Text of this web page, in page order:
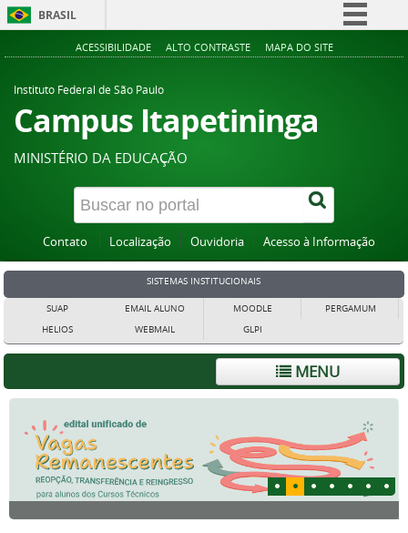
BRASIL
Simplifique!
Acesso à informação
Canais
ACESSIBILIDADE ALTO CONTRASTE MAPA DO SITE
Instituto Federal de São Paulo
Campus Itapetininga
MINISTÉRIO DA EDUCAÇÃO
Contato Localização Ouvidoria Acesso à Informação
SISTEMAS INSTITUCIONAIS
SUAP EMAIL ALUNO MOODLE
PERGAMUM
HELIOS
WEBMAIL GLPI
MENU